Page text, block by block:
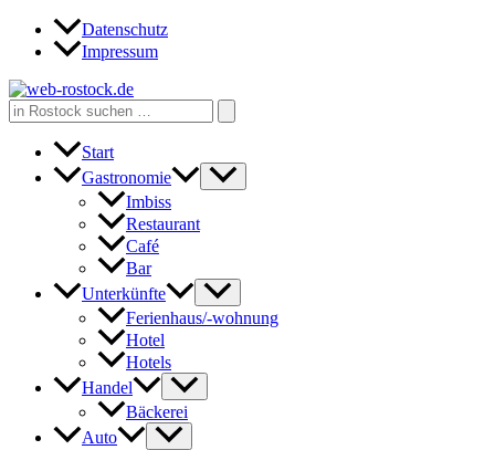
Zum
Inhalt
Datenschutz
Impressum
Search
for:
Start
Gastronomie
Imbiss
Restaurant
Café
Bar
Unterkünfte
Ferienhaus/-wohnung
Hotel
Hotels
Handel
Bäckerei
Auto